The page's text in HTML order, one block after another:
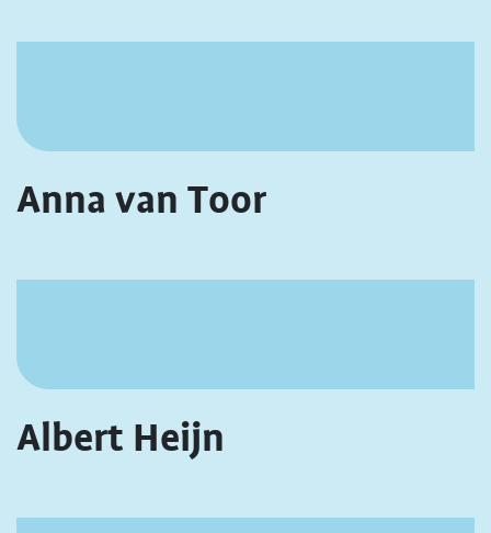
Anna van Toor
Albert Heijn